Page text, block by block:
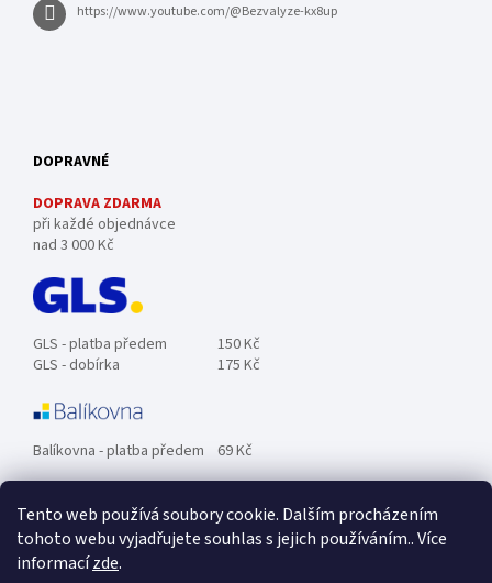
Tento web používá soubory cookie. Dalším procházením
tohoto webu vyjadřujete souhlas s jejich používáním.. Více
informacízde.
https://www.youtube.com/@Bezvalyze-kx8up
DOPRAVNÉ
DOPRAVA ZDARMA
při každé objednávce
nad 3 000 Kč
GLS - platba předem
150 Kč
GLS - dobírka
175 Kč
Balíkovna - platba předem 69 Kč
Zásilkovna - platba předem 89 Kč